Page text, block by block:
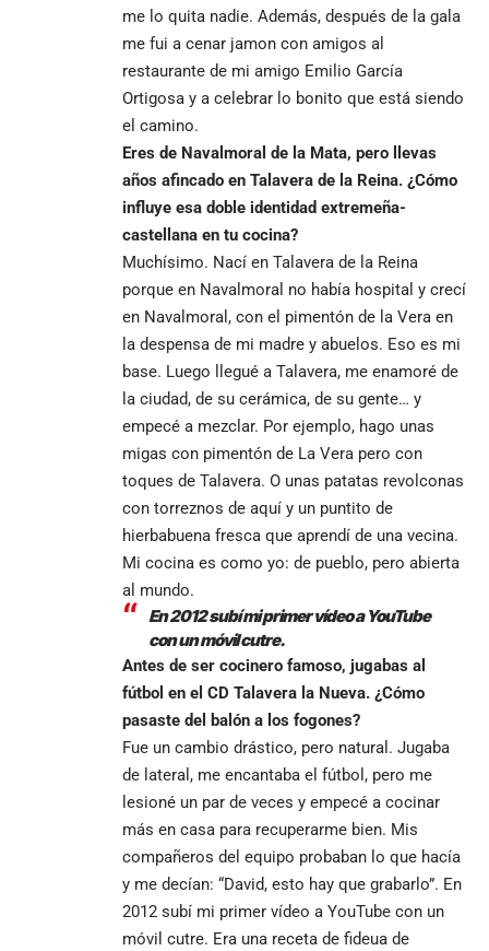
me lo quita nadie. Además, después de la gala
me fui a cenar jamon con amigos al
restaurante de mi amigo Emilio García
Ortigosa y a celebrar lo bonito que está siendo
el camino.
Eres de Navalmoral de la Mata, pero llevas
años afincado en Talavera de la Reina. ¿Cómo
influye esa doble identidad extremeña-
castellana en tu cocina?
Muchísimo. Nací en Talavera de la Reina
porque en Navalmoral no había hospital y crecí
en Navalmoral, con el pimentón de la Vera en
la despensa de mi madre y abuelos. Eso es mi
base. Luego llegué a Talavera, me enamoré de
la ciudad, de su cerámica, de su gente… y
empecé a mezclar. Por ejemplo, hago unas
migas con pimentón de La Vera pero con
toques de Talavera. O unas patatas revolconas
con torreznos de aquí y un puntito de
hierbabuena fresca que aprendí de una vecina.
Mi cocina es como yo: de pueblo, pero abierta
al mundo.
En 2012 subí mi primer vídeo a YouTube
con un móvil cutre.
Antes de ser cocinero famoso, jugabas al
fútbol en el CD Talavera la Nueva. ¿Cómo
pasaste del balón a los fogones?
Fue un cambio drástico, pero natural. Jugaba
de lateral, me encantaba el fútbol, pero me
lesioné un par de veces y empecé a cocinar
más en casa para recuperarme bien. Mis
compañeros del equipo probaban lo que hacía
y me decían: “David, esto hay que grabarlo”. En
2012 subí mi primer vídeo a YouTube con un
móvil cutre. Era una receta de fideua de